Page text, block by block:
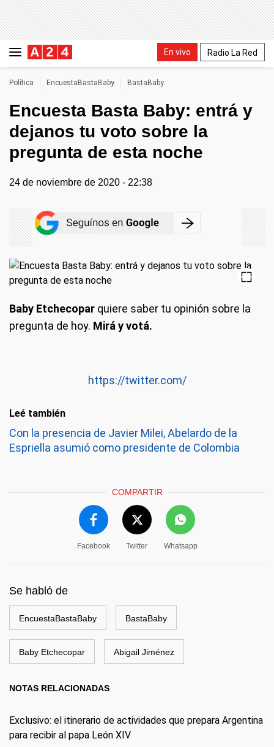
En vivo Radio La Red
Política EncuestaBastaBaby BastaBaby
Encuesta Basta Baby: entrá y
dejanos tu voto sobre la
pregunta de esta noche
24 de noviembre de 2020 - 22:38
Baby Etchecopar quiere saber tu opinión sobre la
pregunta de hoy. Mirá y votá.
https://twitter.com/
Leé también
Con la presencia de Javier Milei, Abelardo de la
Espriella asumió como presidente de Colombia
COMPARTIR
Facebook Twitter Whatsapp
Se habló de
EncuestaBastaBaby BastaBaby
Baby Etchecopar Abigail Jiménez
NOTAS RELACIONADAS
Exclusivo: el itinerario de actividades que prepara Argentina
para recibir al papa León XIV